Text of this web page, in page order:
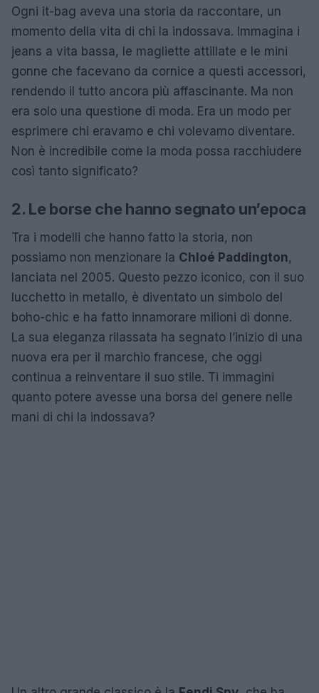
Ogni it-bag aveva una storia da raccontare, un
momento della vita di chi la indossava. Immagina i
jeans a vita bassa, le magliette attillate e le mini
gonne che facevano da cornice a questi accessori,
rendendo il tutto ancora più affascinante. Ma non
era solo una questione di moda. Era un modo per
esprimere chi eravamo e chi volevamo diventare.
Non è incredibile come la moda possa racchiudere
così tanto significato?
2. Le borse che hanno segnato un’epoca
Tra i modelli che hanno fatto la storia, non
possiamo non menzionare la Chloé Paddington,
lanciata nel 2005. Questo pezzo iconico, con il suo
lucchetto in metallo, è diventato un simbolo del
boho-chic e ha fatto innamorare milioni di donne.
La sua eleganza rilassata ha segnato l’inizio di una
nuova era per il marchio francese, che oggi
continua a reinventare il suo stile. Ti immagini
quanto potere avesse una borsa del genere nelle
mani di chi la indossava?